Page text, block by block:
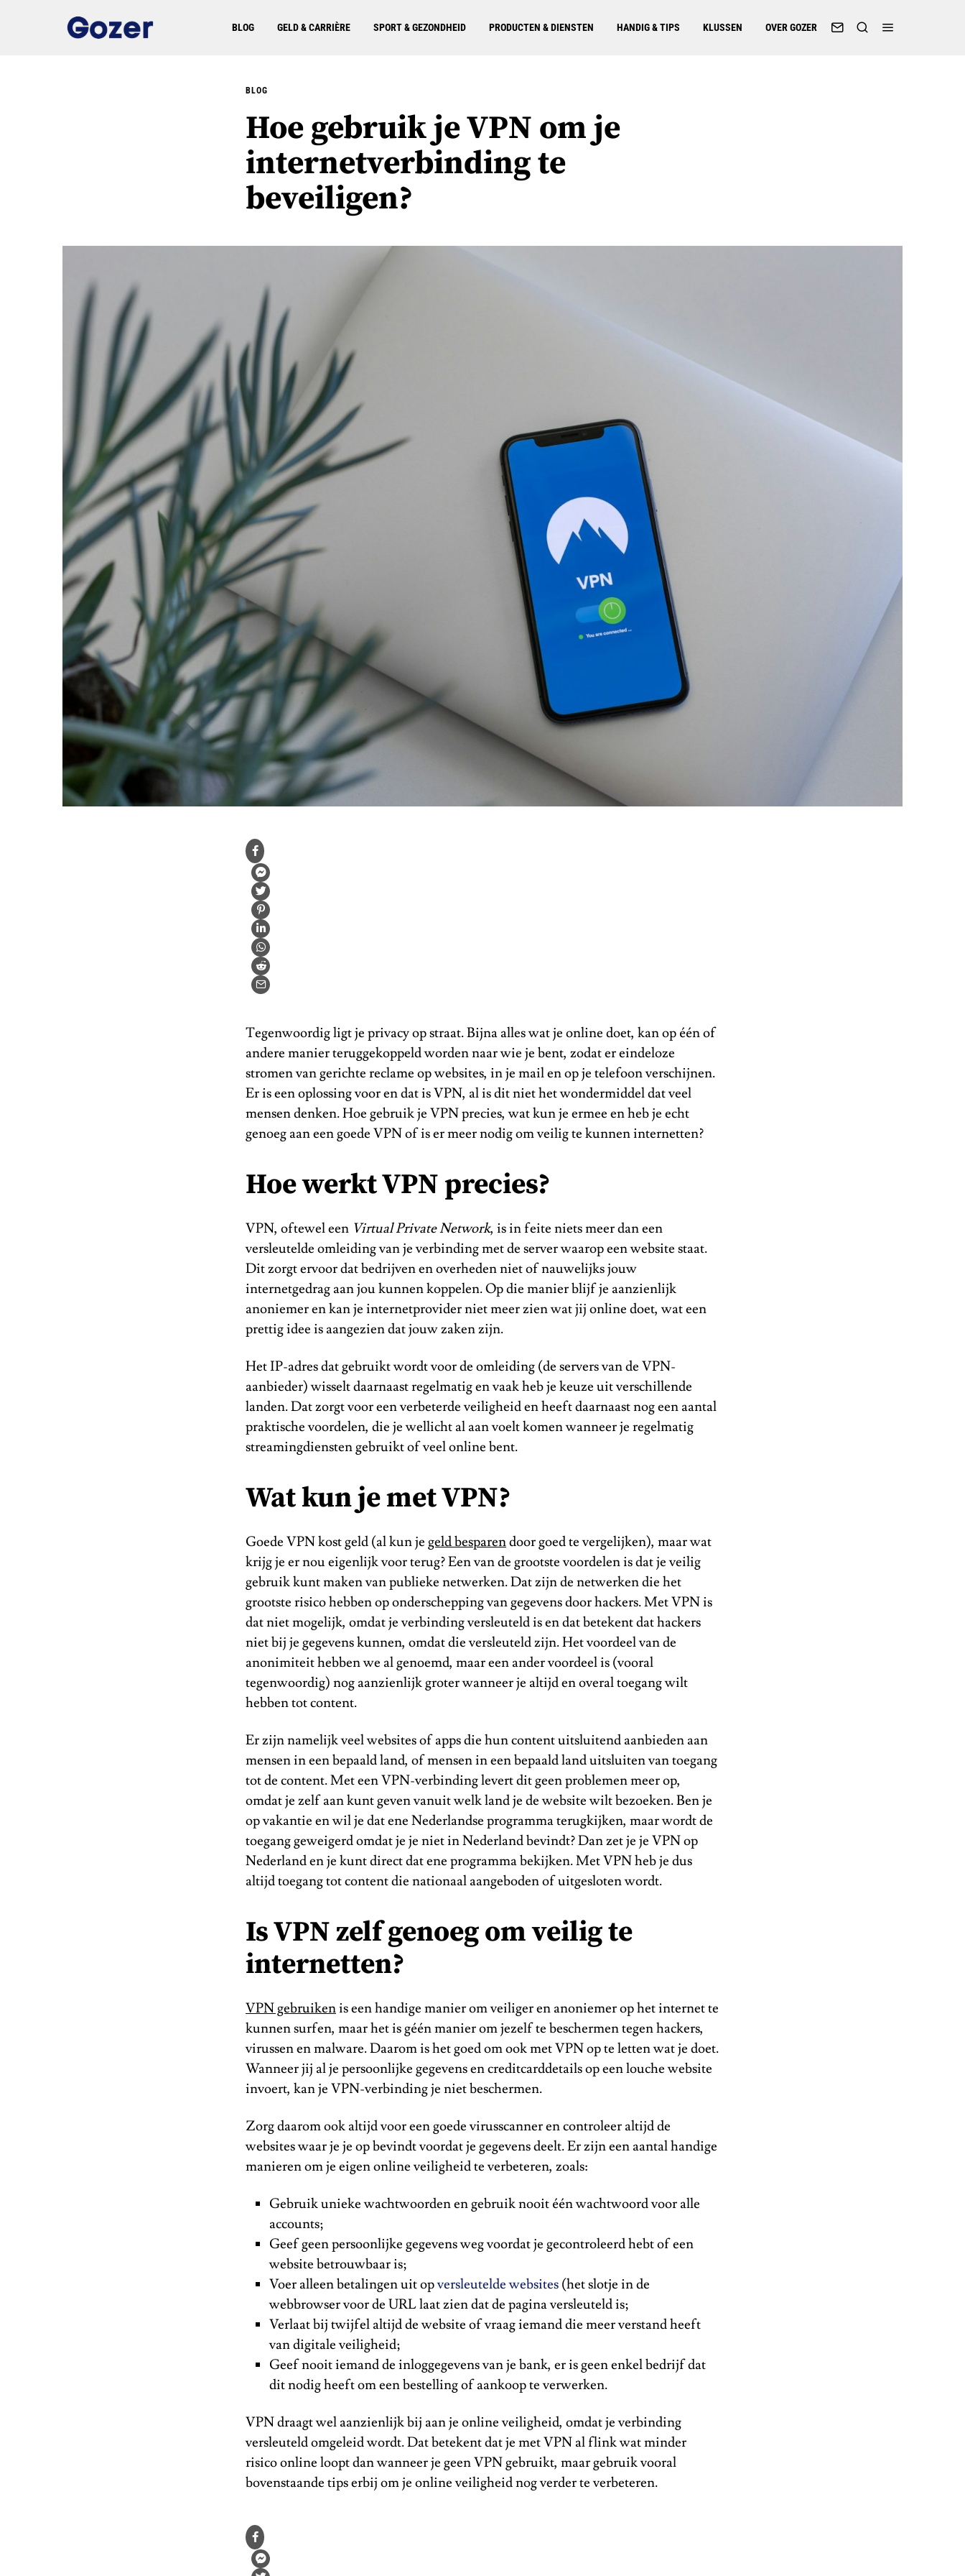
BLOG GELD & CARRIÈRE SPORT & GEZONDHEID PRODUCTEN & DIENSTEN HANDIG & TIPS KLUSSEN OVER GOZER
BLOG
Hoe gebruik je VPN om je
internetverbinding te
beveiligen?
Tegenwoordig ligt je privacy op straat. Bijna alles wat je online doet, kan op één of
andere manier teruggekoppeld worden naar wie je bent, zodat er eindeloze
stromen van gerichte reclame op websites, in je mail en op je telefoon verschijnen.
Er is een oplossing voor en dat is VPN, al is dit niet het wondermiddel dat veel
mensen denken. Hoe gebruik je VPN precies, wat kun je ermee en heb je echt
genoeg aan een goede VPN of is er meer nodig om veilig te kunnen internetten?
Hoe werkt VPN precies?
VPN, oftewel een Virtual Private Network, is in feite niets meer dan een
versleutelde omleiding van je verbinding met de server waarop een website staat.
Dit zorgt ervoor dat bedrijven en overheden niet of nauwelijks jouw
internetgedrag aan jou kunnen koppelen. Op die manier blijf je aanzienlijk
anoniemer en kan je internetprovider niet meer zien wat jij online doet, wat een
prettig idee is aangezien dat jouw zaken zijn.
Het IP-adres dat gebruikt wordt voor de omleiding (de servers van de VPN-
aanbieder) wisselt daarnaast regelmatig en vaak heb je keuze uit verschillende
landen. Dat zorgt voor een verbeterde veiligheid en heeft daarnaast nog een aantal
praktische voordelen, die je wellicht al aan voelt komen wanneer je regelmatig
streamingdiensten gebruikt of veel online bent.
Wat kun je met VPN?
Goede VPN kost geld (al kun je geld besparendoor goed te vergelijken), maar wat
krijg je er nou eigenlijk voor terug? Een van de grootste voordelen is dat je veilig
gebruik kunt maken van publieke netwerken. Dat zijn de netwerken die het
grootste risico hebben op onderschepping van gegevens door hackers. Met VPN is
dat niet mogelijk, omdat je verbinding versleuteld is en dat betekent dat hackers
niet bij je gegevens kunnen, omdat die versleuteld zijn. Het voordeel van de
anonimiteit hebben we al genoemd, maar een ander voordeel is (vooral
tegenwoordig) nog aanzienlijk groter wanneer je altijd en overal toegang wilt
hebben tot content.
Er zijn namelijk veel websites of apps die hun content uitsluitend aanbieden aan
mensen in een bepaald land, of mensen in een bepaald land uitsluiten van toegang
tot de content. Met een VPN-verbinding levert dit geen problemen meer op,
omdat je zelf aan kunt geven vanuit welk land je de website wilt bezoeken. Ben je
op vakantie en wil je dat ene Nederlandse programma terugkijken, maar wordt de
toegang geweigerd omdat je je niet in Nederland bevindt? Dan zet je je VPN op
Nederland en je kunt direct dat ene programma bekijken. Met VPN heb je dus
altijd toegang tot content die nationaal aangeboden of uitgesloten wordt.
Is VPN zelf genoeg om veilig te
internetten?
VPN gebruikenis een handige manier om veiliger en anoniemer op het internet te
kunnen surfen, maar het is géén manier om jezelf te beschermen tegen hackers,
virussen en malware. Daarom is het goed om ook met VPN op te letten wat je doet.
Wanneer jij al je persoonlijke gegevens en creditcarddetails op een louche website
invoert, kan je VPN-verbinding je niet beschermen.
Zorg daarom ook altijd voor een goede virusscanner en controleer altijd de
websites waar je je op bevindt voordat je gegevens deelt. Er zijn een aantal handige
manieren om je eigen online veiligheid te verbeteren, zoals:
Gebruik unieke wachtwoorden en gebruik nooit één wachtwoord voor alle
accounts;
Geef geen persoonlijke gegevens weg voordat je gecontroleerd hebt of een
website betrouwbaar is;
Voer alleen betalingen uit opversleutelde websites (het slotje in de
webbrowser voor de URL laat zien dat de pagina versleuteld is;
Verlaat bij twijfel altijd de website of vraag iemand die meer verstand heeft
van digitale veiligheid;
Geef nooit iemand de inloggegevens van je bank, er is geen enkel bedrijf dat
dit nodig heeft om een bestelling of aankoop te verwerken.
VPN draagt wel aanzienlijk bij aan je online veiligheid, omdat je verbinding
versleuteld omgeleid wordt. Dat betekent dat je met VPN al flink wat minder
risico online loopt dan wanneer je geen VPN gebruikt, maar gebruik vooral
bovenstaande tips erbij om je online veiligheid nog verder te verbeteren.